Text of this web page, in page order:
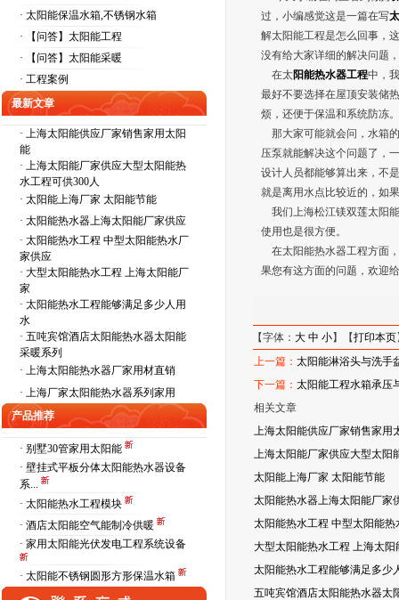
· 太阳能保温水箱,不锈钢水箱
· 【问答】太阳能工程
· 【问答】太阳能采暖
· 工程案例
最新文章
· 上海太阳能供应厂家销售家用太阳
能
· 上海太阳能厂家供应大型太阳能热
水工程可供300人
· 太阳能上海厂家 太阳能节能
· 太阳能热水器上海太阳能厂家供应
· 太阳能热水工程 中型太阳能热水厂
家供应
· 大型太阳能热水工程 上海太阳能厂
家
· 太阳能热水工程能够满足多少人用
水
· 五吨宾馆酒店太阳能热水器太阳能
采暖系列
· 上海太阳能热水器厂家用材直销
· 上海厂家太阳能热水器系列家用
产品推荐
· 别墅30管家用太阳能
· 壁挂式平板分体太阳能热水器设备
系...
· 太阳能热水工程模块
· 酒店太阳能空气能制冷供暖
· 家用太阳能光伏发电工程系统设备
· 太阳能不锈钢圆形方形保温水箱
过，小编感觉这是一篇在写
解太阳能工程是怎么回事，
没有给大家详细的解决问题
在太阳能热水器工程中，
最好不要选择在屋顶安装储
烦，还便于保温和系统防冻
那大家可能就会问，水箱
压泵就能解决这个问题了，
设计人员都能够算出来，不
就是离用水点比较近的，如
我们上海松江镁双莲太阳
使用也是很方便。
在太阳能热水器工程方面
果您有这方面的问题，欢迎
【字体：大 中 小】【打印本页
上一篇：太阳能淋浴头与洗手
下一篇：太阳能工程水箱承压
相关文章
上海太阳能供应厂家销售家用
上海太阳能厂家供应大型太阳
太阳能上海厂家 太阳能节能
太阳能热水器上海太阳能厂家
太阳能热水工程 中型太阳能热
大型太阳能热水工程 上海太阳
太阳能热水工程能够满足多少
五吨宾馆酒店太阳能热水器太